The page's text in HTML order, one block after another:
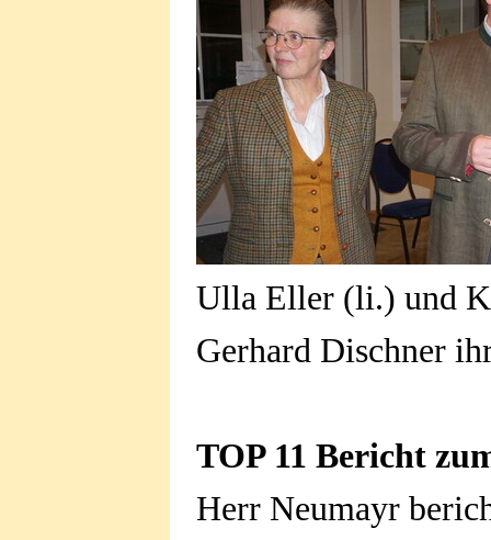
Ulla Eller (li.) und
Gerhard Dischner
TOP 11 Bericht
Herr Neumayr